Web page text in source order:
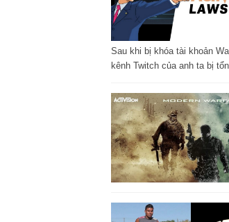
Sau khi bị khóa tài khoản
kênh Twitch của anh ta bị